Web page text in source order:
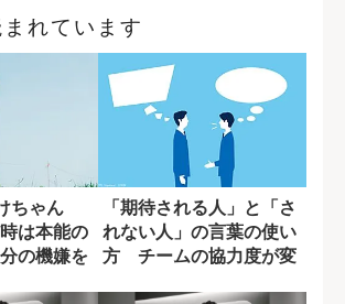
れています
ちゃん
は本能の
の機嫌を
「期待される人」と「さ
れない人」の言葉の使い
方 チームの協力度が変